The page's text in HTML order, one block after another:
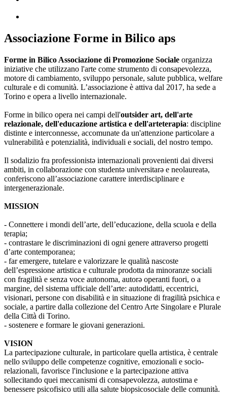
Associazione Forme in Bilico aps
Forme in Bilico Associazione di Promozione Sociale organizza
iniziative che utilizzano l'arte come strumento di consapevolezza,
motore di cambiamento, sviluppo personale, salute pubblica, welfare
culturale e di comunità. L’associazione è attiva dal 2017, ha sede a
Torino e opera a livello internazionale.
Forme in bilico opera nei campi dell'outsider art, dell'arte
relazionale, dell'educazione artistica e dell'arteterapia: discipline
distinte e interconnesse, accomunate da un'attenzione particolare a
vulnerabilità e potenzialità, individuali e sociali, del nostro tempo.
Il sodalizio fra professionistə internazionali provenienti dai diversi
ambiti, in collaborazione con studentə universitarə e neolaureatə,
conferiscono all’associazione carattere interdisciplinare e
intergenerazionale.
MISSION
- Connettere i mondi dell’arte, dell’educazione, della scuola e della
terapia;
- contrastare le discriminazioni di ogni genere attraverso progetti
d’arte contemporanea;
- far emergere, tutelare e valorizzare le qualità nascoste
dell’espressione artistica e culturale prodotta da minoranze sociali
con fragilità e senza voce autonoma, autorə operanti fuori, o a
margine, del sistema ufficiale dell’arte: autodidatti, eccentrici,
visionari, persone con disabilità e in situazione di fragilità psichica e
sociale, a partire dalla collezione del Centro Arte Singolare e Plurale
della Città di Torino.
- sostenere e formare le giovani generazioni.
VISION
La partecipazione culturale, in particolare quella artistica, è centrale
nello sviluppo delle competenze cognitive, emozionali e socio-
relazionali, favorisce l'inclusione e la partecipazione attiva
sollecitando quei meccanismi di consapevolezza, autostima e
benessere psicofisico utili alla salute biopsicosociale delle comunità.